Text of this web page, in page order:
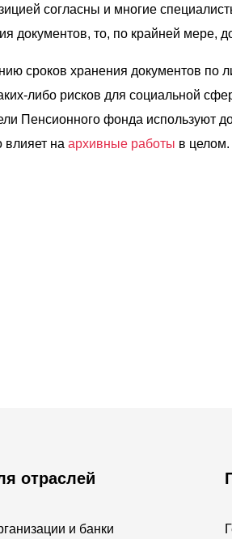
согласны и многие
документов, то, по крайней мере,
сроков хранения документов по
либо рисков для социальной
Пенсионного фонда используют
влияет наархивные работы в целом.
отраслей
и банки